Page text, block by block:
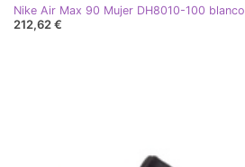
Nike Air Max 90 Mujer DH8010-100 blanco
212,62 €